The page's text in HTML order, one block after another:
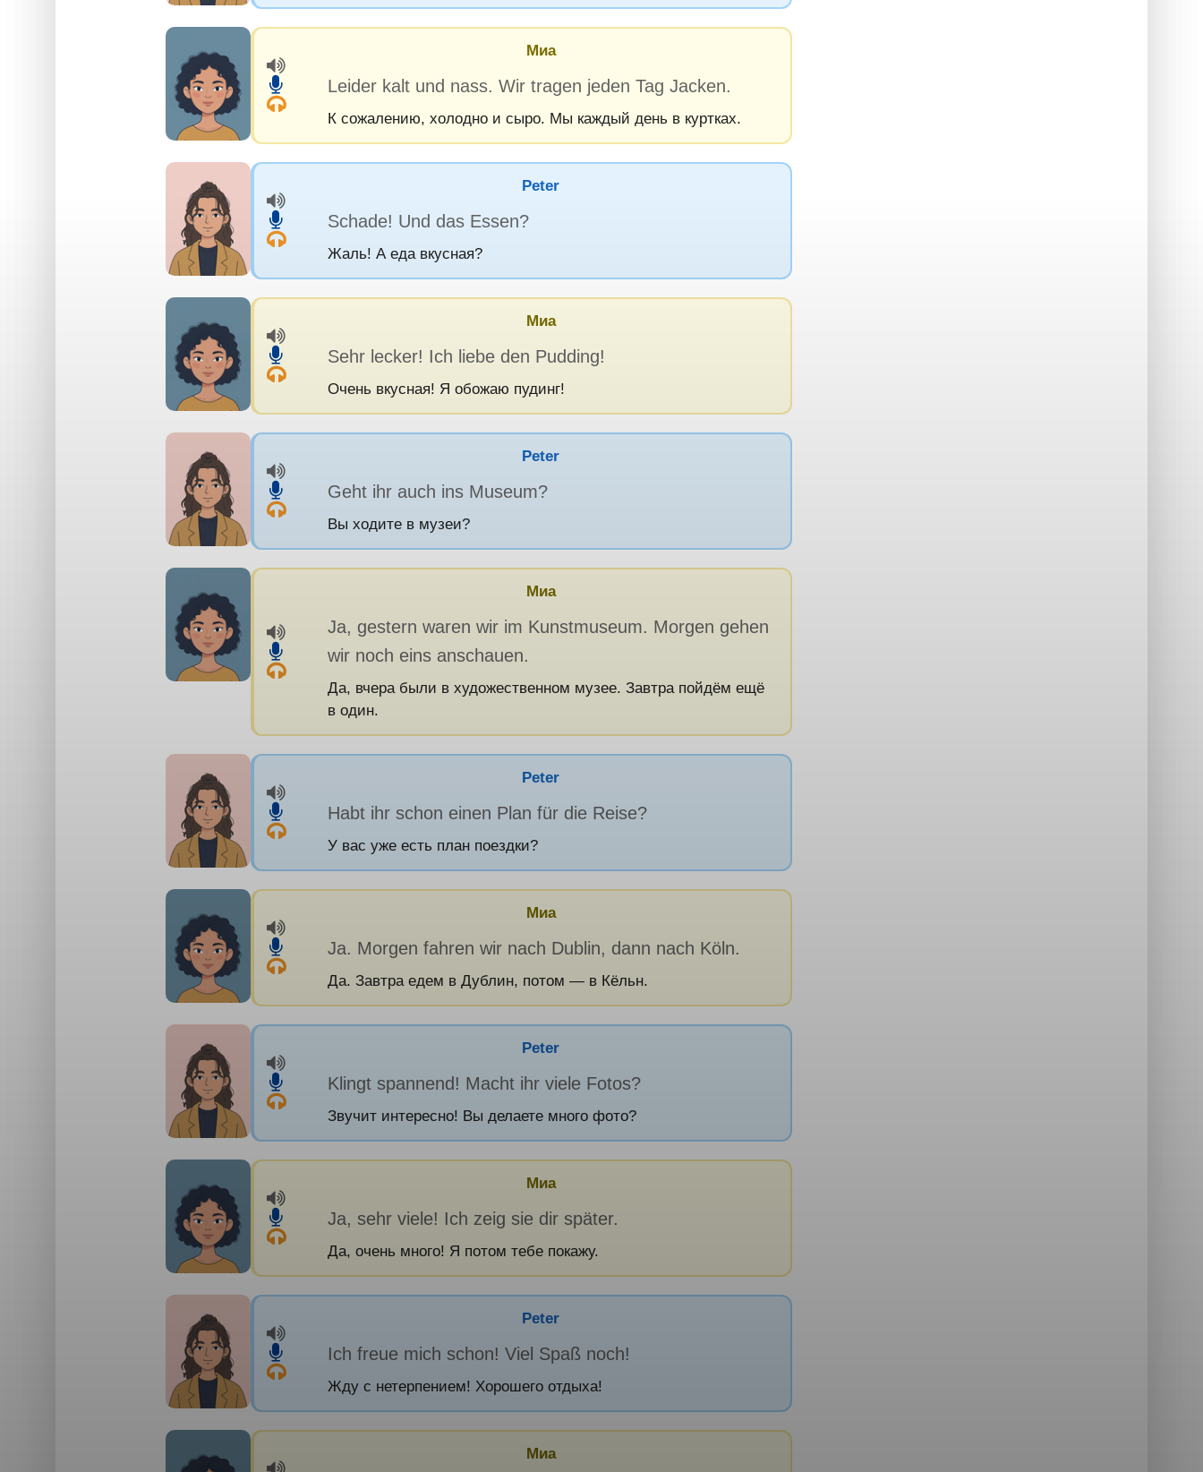
Миа
Leider kalt und nass. Wir tragen jeden Tag Jacken.
К сожалению, холодно и сыро. Мы каждый день в куртках.
Peter
Schade! Und das Essen?
Жаль! А еда вкусная?
Миа
Sehr lecker! Ich liebe den Pudding!
Очень вкусная! Я обожаю пудинг!
Peter
Geht ihr auch ins Museum?
Вы ходите в музеи?
Миа
Ja, gestern waren wir im Kunstmuseum. Morgen gehen
wir noch eins anschauen.
Да, вчера были в художественном музее. Завтра пойдём ещё
в один.
Peter
Habt ihr schon einen Plan für die Reise?
У вас уже есть план поездки?
Миа
Ja. Morgen fahren wir nach Dublin, dann nach Köln.
Да. Завтра едем в Дублин, потом — в Кёльн.
Peter
Klingt spannend! Macht ihr viele Fotos?
Звучит интересно! Вы делаете много фото?
Миа
Ja, sehr viele! Ich zeig sie dir später.
Да, очень много! Я потом тебе покажу.
Peter
Ich freue mich schon! Viel Spaß noch!
Жду с нетерпением! Хорошего отдыха!
Миа